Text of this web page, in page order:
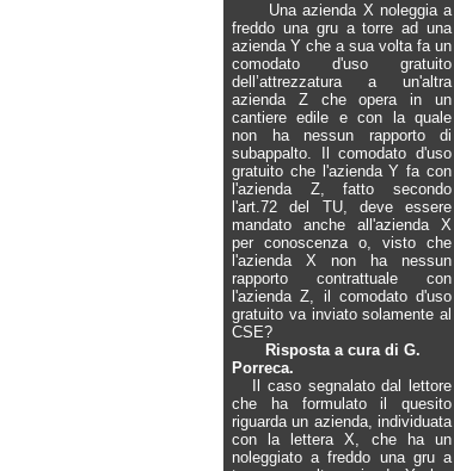
Una azienda X noleggia a
freddo una gru a torre ad una
azienda Y che a sua volta fa un
comodato d'uso gratuito
dell’attrezzatura a un'altra
azienda Z che opera in un
cantiere edile e con la quale
non ha nessun rapporto di
subappalto. Il comodato d'uso
gratuito che l'azienda Y fa con
l'azienda Z, fatto secondo
l'art.72 del TU, deve essere
mandato anche all'azienda X
per conoscenza o, visto che
l'azienda X non ha nessun
rapporto contrattuale con
l'azienda Z, il comodato d'uso
gratuito va inviato solamente al
CSE?
Risposta a cura di G.
Porreca.
Il caso segnalato dal lettore
che ha formulato il quesito
riguarda un azienda, individuata
con la lettera X, che ha un
noleggiato a freddo una gru a